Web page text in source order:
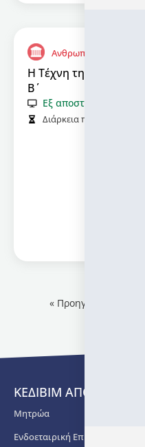
Ανθρωπιστικές
Η Τέχνη της
B΄
Εξ αποστάσεως
Διάρκεια προγράμματος
« Προηγούμενο
ΚΕΔΙΒΙΜ ΑΠΘ
Μητρώα
Ενδοεταιρική Επιμόρφωση